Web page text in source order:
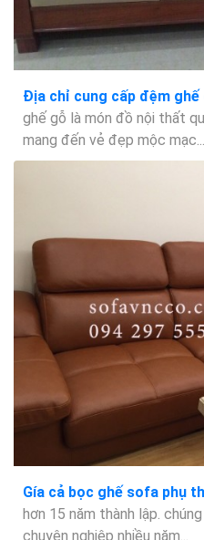
Địa chỉ cung cấp đệm
ghế gỗ là món đồ nội thất
mang đến vẻ đẹp mộc mạc...
Gía cả bọc ghế sofa phụ
hơn 15 năm thành lập.
chuyên nghiệp nhiều năm...